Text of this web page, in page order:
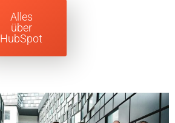
Alles
über
HubSpot